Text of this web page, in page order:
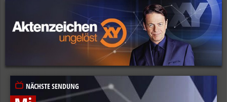
NÄCHSTE SENDUNG